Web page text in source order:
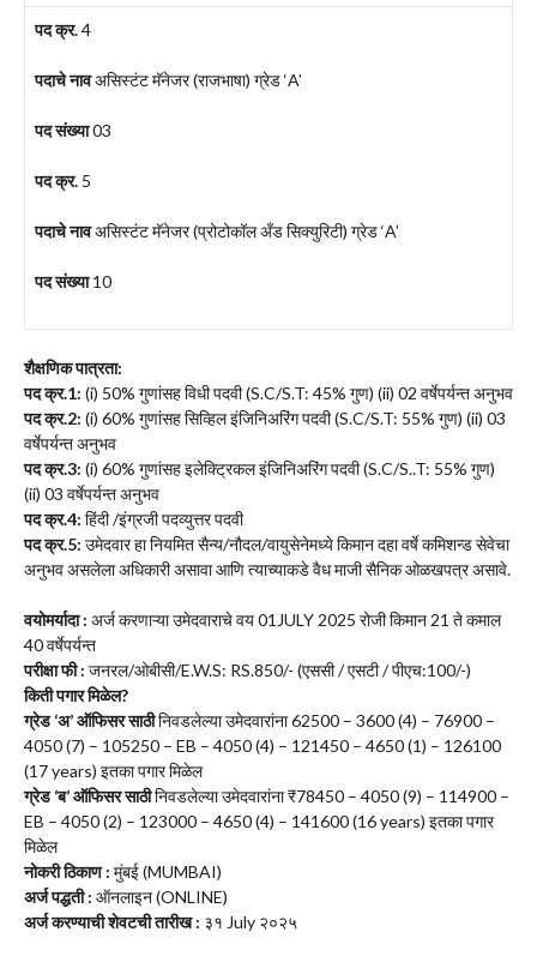
पद क्र.4
पदाचे नावअसिस्टंट मॅनेजर (राजभाषा) ग्रेड ‘A’
पद संख्या03
पद क्र. 5
पदाचे नावअसिस्टंट मॅनेजर (प्रोटोकॉल अँड सिक्युरिटी) ग्रेड ‘A’
पद संख्या10
शैक्षणिक पात्रता:
पद क्र.1: (i) 50% गुणांसह विधी पदवी (S.C/S.T: 45% गुण) (ii) 02 वर्षेपर्यन्त अनुभव
पद क्र.2: (i) 60% गुणांसह सिव्हिल इंजिनिअरिंग पदवी (S.C/S.T: 55% गुण) (ii) 03
वर्षेपर्यन्त अनुभव
पद क्र.3: (i) 60% गुणांसह इलेक्ट्रिकल इंजिनिअरिंग पदवी (S.C/S..T: 55% गुण)
(ii) 03 वर्षेपर्यन्त अनुभव
पद क्र.4: हिंदी /इंग्रजी पदव्युत्तर पदवी
पद क्र.5: उमेदवार हा नियमित सैन्य/नौदल/वायुसेनेमध्ये किमान दहा वर्षे कमिशन्ड सेवेचा
अनुभव असलेला अधिकारी असावा आणि त्याच्याकडे वैध माजी सैनिक ओळखपत्र असावे.
वयोमर्यादा : अर्ज करणाऱ्या उमेदवाराचे वय 01JULY 2025 रोजी किमान 21 ते कमाल
40 वर्षेपर्यन्त
परीक्षा फी : जनरल/ओबीसी/E.W.S: RS.850/- (एससी / एसटी / पीएच:100/-)
किती पगार मिळेल?
ग्रेड ‘अ’ ऑफिसर साठीनिवडलेल्या उमेदवारांना 62500 – 3600 (4) – 76900 –
4050 (7) – 105250 – EB – 4050 (4) – 121450 – 4650 (1) – 126100
(17 years) इतका पगार मिळेल
ग्रेड ‘ब’ ऑफिसर साठीनिवडलेल्या उमेदवारांना ₹78450 – 4050 (9) – 114900 –
EB – 4050 (2) – 123000 – 4650 (4) – 141600 (16 years) इतका पगार
मिळेल
नोकरी ठिकाण : मुंबई (MUMBAI)
अर्ज पद्धती : ऑनलाइन (ONLINE)
अर्ज करण्याची शेवटची तारीख : ३१ July २०२५